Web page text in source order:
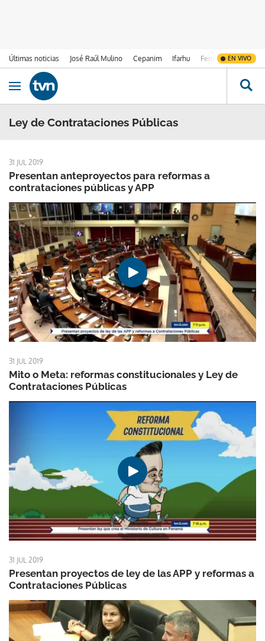
Últimas noticias José Raúl Mulino Cepanim Ifarhu Fenómeno de El
EN VIVO
Ir al contenido
Obrir navegació
Ley de Contrataciones Públicas
31 JUL 2019
Presentan anteproyectos para reformas a
contrataciones públicas y APP
31 JUL 2019
Mito o Meta: reformas constitucionales y Ley de
Contrataciones Públicas
31 JUL 2019
Presentan proyectos de ley de las APP y reformas a
Contrataciones Públicas